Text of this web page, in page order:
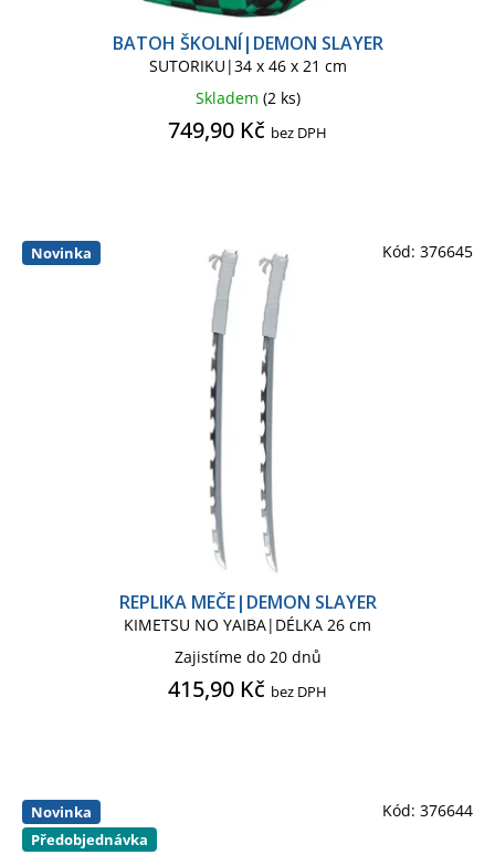
BATOH ŠKOLNÍ|DEMON SLAYER
SUTORIKU|34 x 46 x 21 cm
Skladem (2 ks)
749,90 Kč bez DPH
Novinka
REPLIKA MEČE|DEMON SLAYER
KIMETSU NO YAIBA|DÉLKA 26 cm
Zajistíme do 20 dnů
415,90 Kč bez DPH
Kód: 376645
Novinka
Předobjednávka
Kód: 376644